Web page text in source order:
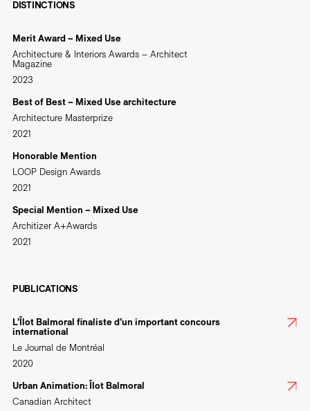
DISTINCTIONS
Merit Award – Mixed Use
Architecture & Interiors Awards – Architect
Magazine
2023
Best of Best – Mixed Use architecture
Architecture Masterprize
2021
Honorable Mention
LOOP Design Awards
2021
Special Mention – Mixed Use
Architizer A+Awards
2021
PUBLICATIONS
L’Îlot Balmoral finaliste d’un important concours
international
Le Journal de Montréal
2020
Urban Animation: Îlot Balmoral
Canadian Architect